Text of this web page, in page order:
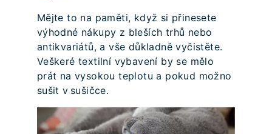
Mějte to na paměti, když si přinesete
výhodné nákupy z bleších trhů nebo
antikvariátů, a vše důkladně vyčistěte.
Veškeré textilní vybavení by se mělo
prát na vysokou teplotu a pokud možno
sušit v sušičce.